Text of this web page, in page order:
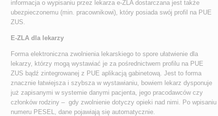
informacja o wypisaniu przez lekarza e-ZLA dostarczana jest także
ubezpieczonemu (min. pracownikowi), który posiada swój profil na PUE
ZUS.
E-ZLA dla lekarzy
Forma elektroniczna zwolnienia lekarskiego to spore ułatwienie dla
lekarzy, którzy mogą wystawiać je za pośrednictwem profilu na PUE
ZUS bądź zintegrowanej z PUE aplikacją gabinetową. Jest to forma
znacznie łatwiejsza i szybsza w wystawianiu, bowiem lekarz dysponuje
już zapisanymi w systemie danymi pacjenta, jego pracodawców czy
członków rodziny – gdy zwolnienie dotyczy opieki nad nimi. Po wpisaniu
numeru PESEL, dane pojawiają się automatycznie.